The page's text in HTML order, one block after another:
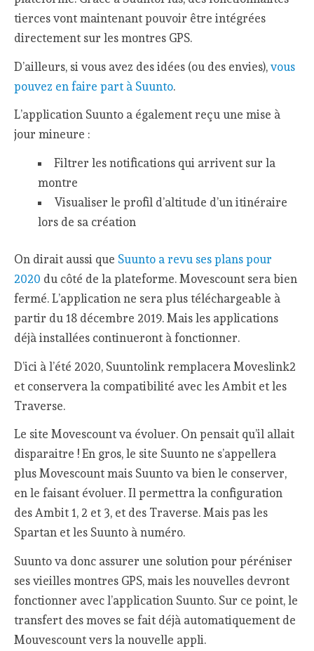
tierces vont maintenant pouvoir être intégrées
directement sur les montres GPS.
D’ailleurs, si vous avez des idées (ou des envies),vous
pouvez en faire part à Suunto.
L’application Suunto a également reçu une mise à
jour mineure :
Filtrer les notifications qui arrivent sur la
montre
Visualiser le profil d’altitude d’un itinéraire
lors de sa création
On dirait aussi que Suunto a revu ses plans pour
2020 du côté de la plateforme. Movescount sera bien
fermé. L’application ne sera plus téléchargeable à
partir du 18 décembre 2019. Mais les applications
déjà installées continueront à fonctionner.
D’ici à l’été 2020, Suuntolink remplacera Moveslink2
et conservera la compatibilité avec les Ambit et les
Traverse.
Le site Movescount va évoluer. On pensait qu’il allait
disparaitre ! En gros, le site Suunto ne s’appellera
plus Movescount mais Suunto va bien le conserver,
en le faisant évoluer. Il permettra la configuration
des Ambit 1, 2 et 3, et des Traverse. Mais pas les
Spartan et les Suunto à numéro.
Suunto va donc assurer une solution pour péréniser
ses vieilles montres GPS, mais les nouvelles devront
fonctionner avec l’application Suunto. Sur ce point, le
transfert des moves se fait déjà automatiquement de
Mouvescount vers la nouvelle appli.